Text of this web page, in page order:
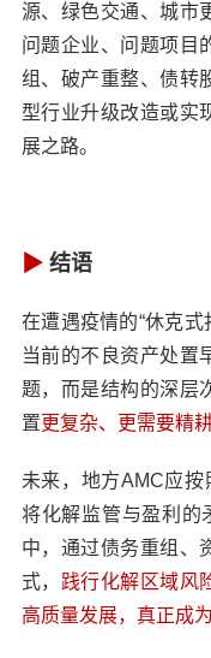
源、绿色交通、城市
问题企业、问题项目
组、破产重整、债转
型行业升级改造或实
展之路。
▶ 结语
在遭遇疫情的“休克式
当前的不良资产处置
题，而是结构的深层
置更复杂、更需要精
未来，地方AMC应按
将化解监管与盈利的
中，通过债务重组、
式， 践行化解区域风
高质量发展，真正成